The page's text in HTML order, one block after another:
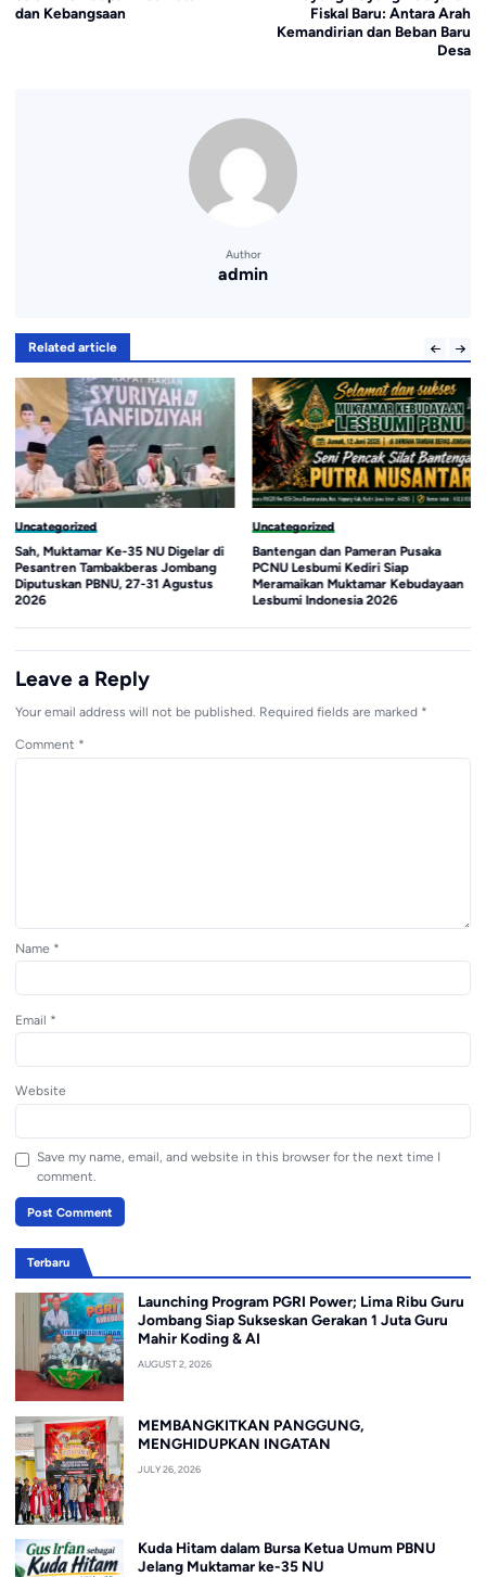
dan Kebangsaan
Fiskal Baru: Antara Arah
Kemandirian dan Beban Baru
Desa
Author
admin
Related article
Uncategorized
Sah, Muktamar Ke-35 NU Digelar di
Pesantren Tambakberas Jombang
Diputuskan PBNU, 27-31 Agustus
2026
Uncategorized
Bantengan dan Pameran Pusaka
PCNU Lesbumi Kediri Siap
Meramaikan Muktamar Kebudayaan
Lesbumi Indonesia 2026
Leave a Reply
Your email address will not be published. Required fields are marked *
Comment *
Name *
Email *
Website
Save my name, email, and website in this browser for the next time I
comment.
Terbaru
Launching Program PGRI Power; Lima Ribu Guru
Jombang Siap Sukseskan Gerakan 1 Juta Guru
Mahir Koding & AI
AUGUST 2, 2026
MEMBANGKITKAN PANGGUNG,
MENGHIDUPKAN INGATAN
JULY 26, 2026
Kuda Hitam dalam Bursa Ketua Umum PBNU
Jelang Muktamar ke-35 NU